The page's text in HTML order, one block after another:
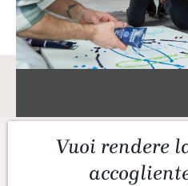
Vuoi rendere